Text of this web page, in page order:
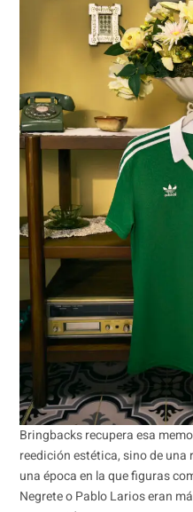
Bringbacks recupera esa
reedición estética, sino de
una época en la que figuras
Negrete o Pablo Larios eran